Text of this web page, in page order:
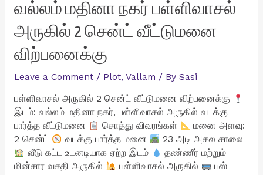
வீடுகள்
விற்பனைக்கு
வல்லம் மதினா நகர் பள்ளிவாசல்
அருகில் 2 சென்ட் வீட்டுமனை
விற்பனைக்கு
Leave a Comment / Plot, Vallam / By Sasi
பள்ளிவாசல் அருகில் 2 சென்ட் வீட்டுமனை விற்பனைக்கு
இடம்: வல்லம் மதினா நகர், பள்ளிவாசல் அருகில் வடக்கு
பார்த்த வீட்டுமனை
சொத்து விவரங்கள்
மனை அளவு:
2 சென்ட்
வடக்கு பார்த்த மனை
23 அடி அகல சாலை
வீடு கட்ட உடனடியாக ஏற்ற இடம்
தண்ணீர் மற்றும்
மின்சார வசதி அருகில்
பள்ளிவாசல் அருகில்
பஸ்